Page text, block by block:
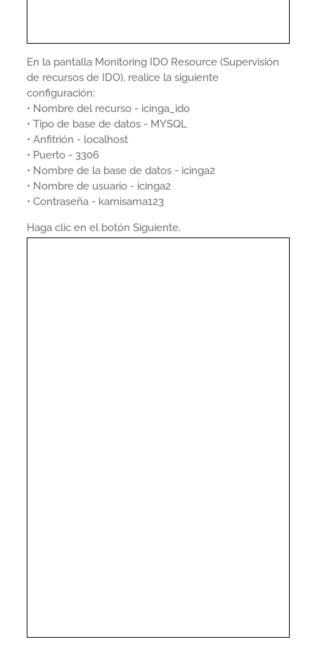
En la pantalla Monitoring IDO Resource (Supervisión
de recursos de IDO), realice la siguiente
configuración:
• Nombre del recurso - icinga_ido
• Tipo de base de datos - MYSQL
• Anfitrión - localhost
• Puerto - 3306
• Nombre de la base de datos - icinga2
• Nombre de usuario - icinga2
• Contraseña - kamisama123
Haga clic en el botón Siguiente.